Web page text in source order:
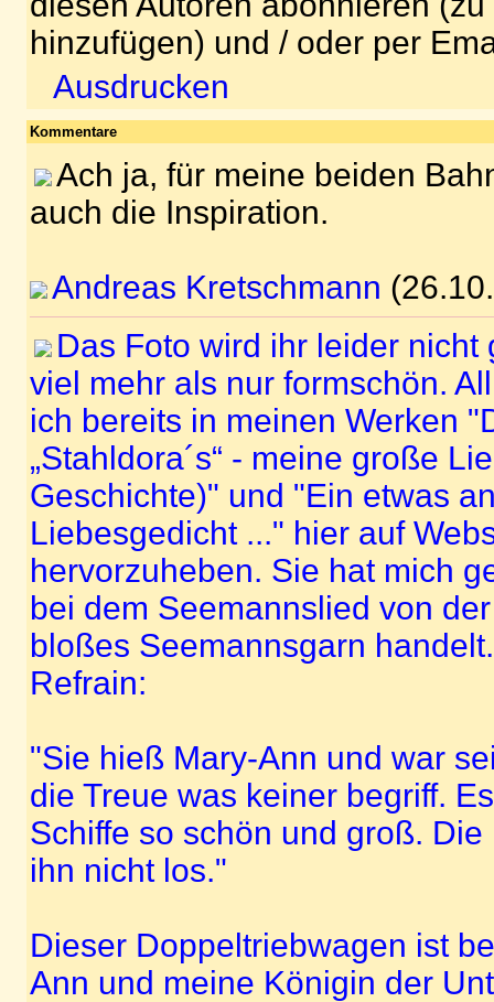
hinzufügen) und / oder per
Ausdrucken
Kommentare
Ach ja, für meine beiden
auch die Inspiration.
Andreas Kretschmann
Das Foto wird ihr leider nicht
viel mehr als nur formschön.
ich bereits in meinen Werken
„Stahldora´s“ - meine große
Geschichte)" und "Ein etwas
Liebesgedicht ..." hier auf
hervorzuheben. Sie hat mich
bei dem Seemannslied von
bloßes Seemannsgarn
Refrain:
"Sie hieß Mary-Ann und war
die Treue was keiner begriff.
Schiffe so schön und groß.
ihn nicht los."
Dieser Doppeltriebwagen ist
Ann und meine Königin der